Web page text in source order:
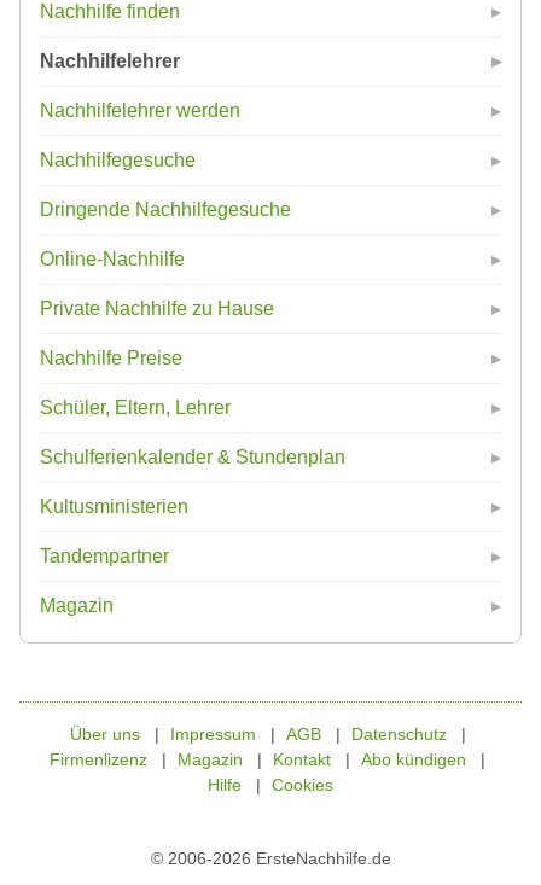
Nachhilfe finden
Nachhilfelehrer
Nachhilfelehrer werden
Nachhilfegesuche
Dringende Nachhilfegesuche
Online-Nachhilfe
Private Nachhilfe zu Hause
Nachhilfe Preise
Schüler, Eltern, Lehrer
Schulferienkalender & Stundenplan
Kultusministerien
Tandempartner
Magazin
© 2006-2026 ErsteNachhilfe.de
Über uns Impressum AGB
Datenschutz
Firmenlizenz
Magazin Kontakt
Abo kündigen
Hilfe
Cookies